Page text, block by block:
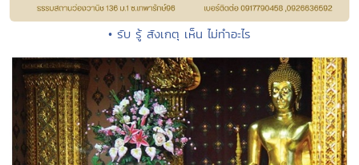
• รับ รู้ สังเกตุ เห็น ไม่ทำอะไร